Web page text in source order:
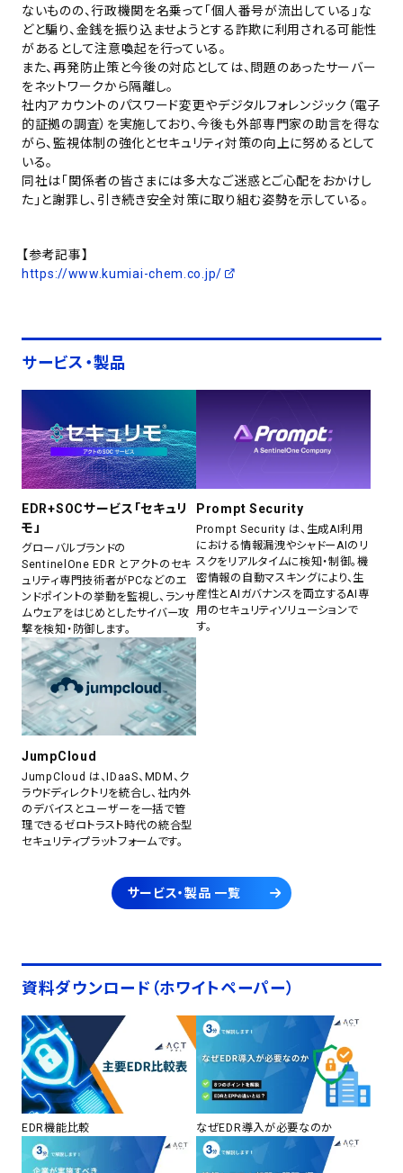
ないものの、行政機関を名乗って「個人番号が流出している」な
どと騙り、金銭を振り込ませようとする詐欺に利用される可能性
があるとして注意喚起を行っている。
また、再発防止策と今後の対応としては、問題のあったサーバー
をネットワークから隔離し。
社内アカウントのパスワード変更やデジタルフォレンジック（電子
的証拠の調査）を実施しており、今後も外部専門家の助言を得な
がら、監視体制の強化とセキュリティ対策の向上に努めるとして
いる。
同社は「関係者の皆さまには多大なご迷惑とご心配をおかけし
た」と謝罪し、引き続き安全対策に取り組む姿勢を示している。
【参考記事】
https://www.kumiai-chem.co.jp/
サービス・製品
EDR+SOCサービス「セキュリ
モ」
グローバルブランドの
SentinelOne EDR とアクトのセキ
ュリティ専門技術者がPCなどのエ
ンドポイントの挙動を監視し、ランサ
ムウェアをはじめとしたサイバー攻
撃を検知・防御します。
Prompt Security
Prompt Security は、生成AI利用
における情報漏洩やシャドーAIのリ
スクをリアルタイムに検知・制御。機
密情報の自動マスキングにより、生
産性とAIガバナンスを両立するAI専
用のセキュリティソリューションで
す。
JumpCloud
JumpCloud は、IDaaS、MDM、ク
ラウドディレクトリを統合し、社内外
のデバイスとユーザーを一括で管
理できるゼロトラスト時代の統合型
セキュリティプラットフォームです。
サービス・製品 一覧
資料ダウンロード（ホワイトペーパー）
EDR機能比較 なぜEDR導入が必要なのか